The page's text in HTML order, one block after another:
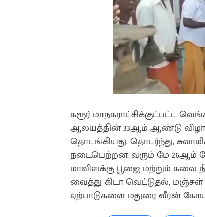
கரூர் மாநகராட்சிக்குட்பட்ட
ஆலயத்தின் 33ஆம் ஆண்டு விழா
தொடங்கியது. தொடர்ந்து,
நடைபெற்றன. வரும் மே 26ஆம்
மாவிளக்கு பூஜை மற்றும் கலை
வைத்து கிடா வெட்டுதல்,
ஏற்பாடுகளை மதுரை வீரன்